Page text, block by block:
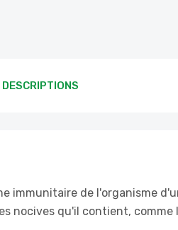
DESCRIPTIONS
de l'organisme
nocives qu'il contient, comme